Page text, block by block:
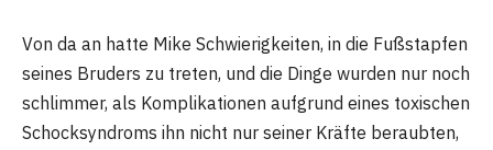
Von da an hatte Mike Schwierigkeiten, in die Fußstapfen
seines Bruders zu treten, und die Dinge wurden nur noch
schlimmer, als Komplikationen aufgrund eines toxischen
Schocksyndroms ihn nicht nur seiner Kräfte beraubten,